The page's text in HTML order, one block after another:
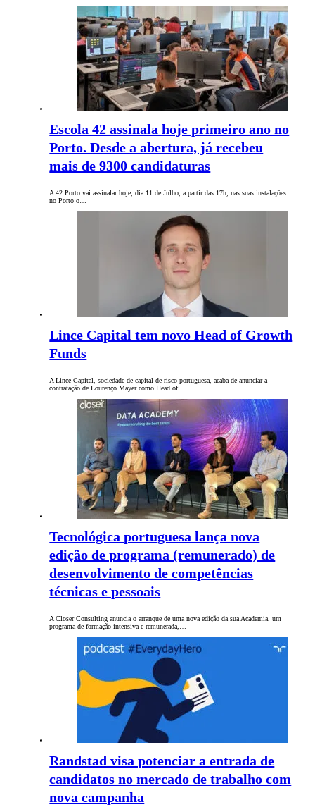
Escola 42 assinala hoje primeiro ano no
Porto. Desde a abertura, já recebeu
mais de 9300 candidaturas
A 42 Porto vai assinalar hoje, dia 11 de Julho, a partir das 17h, nas suas instalações
no Porto o…
Lince Capital tem novo Head of Growth
Funds
A Lince Capital, sociedade de capital de risco portuguesa, acaba de anunciar a
contratação de Lourenço Mayer como Head of…
Tecnológica portuguesa lança nova
edição de programa (remunerado) de
desenvolvimento de competências
técnicas e pessoais
A Closer Consulting anuncia o arranque de uma nova edição da sua Academia, um
programa de formação intensiva e remunerada,…
Randstad visa potenciar a entrada de
candidatos no mercado de trabalho com
nova campanha